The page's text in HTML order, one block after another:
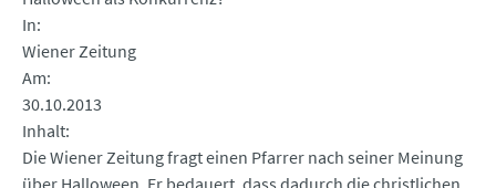
In
Wiener Zeitung
Am
30.10.2013
Inhalt
Die Wiener Zeitung fragt einen Pfarrer nach seiner Meinung
über Halloween. Er bedauert, dass dadurch die christlichen